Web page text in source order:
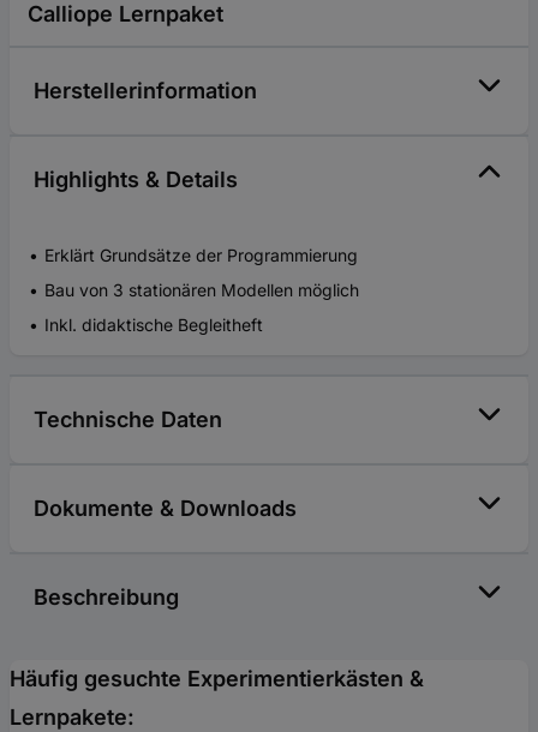
Calliope Lernpaket
Herstellerinformation
Highlights & Details
Erklärt Grundsätze der Programmierung
Bau von 3 stationären Modellen möglich
Inkl. didaktische Begleitheft
Technische Daten
Dokumente & Downloads
Beschreibung
Häufig gesuchte Experimentierkästen &
Lernpakete: